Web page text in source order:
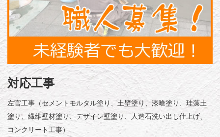
対応工事
左官工事（セメントモルタル塗り、土壁塗り、漆喰塗り、珪藻土
塗り、繊維壁材塗り、デザイン壁塗り、人造石洗い出し仕上げ、
コンクリート工事）